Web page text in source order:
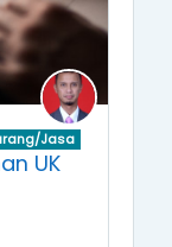
Jasa
UK